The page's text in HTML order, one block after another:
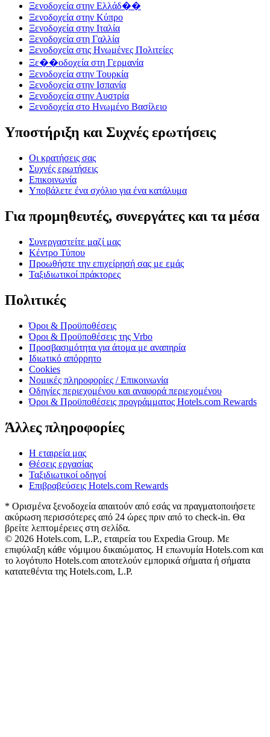
Ξενοδοχεία στην Ελλάδ��
Ξενοδοχεία στην Κύπρο
Ξενοδοχεία στην Ιταλία
Ξενοδοχεία στη Γαλλία
Ξενοδοχεία στις Ηνωμένες Πολιτείες
Ξε��οδοχεία στη Γερμανία
Ξενοδοχεία στην Τουρκία
Ξενοδοχεία στην Ισπανία
Ξενοδοχεία στην Αυστρία
Ξενοδοχεία στο Ηνωμένο Βασίλειο
Υποστήριξη και Συχνές ερωτήσεις
Οι κρατήσεις σας
Συχνές ερωτήσεις
Επικοινωνία
Υποβάλετε ένα σχόλιο για ένα κατάλυμα
Για προμηθευτές, συνεργάτες και τα μέσα
Συνεργαστείτε μαζί μας
Κέντρο Τύπου
Προωθήστε την επιχείρησή σας με εμάς
Ταξιδιωτικοί πράκτορες
Πολιτικές
Όροι & Προϋποθέσεις
Όροι & Προϋποθέσεις της Vrbo
Προσβασιμότητα για άτομα με αναπηρία
Ιδιωτικό απόρρητο
Cookies
Νομικές πληροφορίες / Επικοινωνία
Οδηγίες περιεχομένου και αναφορά περιεχομένου
Όροι & Προϋποθέσεις προγράμματος Hotels.com Rewards
Άλλες πληροφορίες
Η εταιρεία μας
Θέσεις εργασίας
Ταξιδιωτικοί οδηγοί
Επιβραβεύσεις Hotels.com Rewards
* Ορισμένα ξενοδοχεία απαιτούν από εσάς να πραγματοποιήσετε
ακύρωση περισσότερες από 24 ώρες πριν από το check-in. Θα
βρείτε λεπτομέρειες στη σελίδα.
© 2026 Hotels.com, L.P., εταιρεία του Expedia Group. Με
επιφύλαξη κάθε νόμιμου δικαιώματος. Η επωνυμία Hotels.com και
το λογότυπο Hotels.com αποτελούν εμπορικά σήματα ή σήματα
κατατεθέντα της Hotels.com, L.P.